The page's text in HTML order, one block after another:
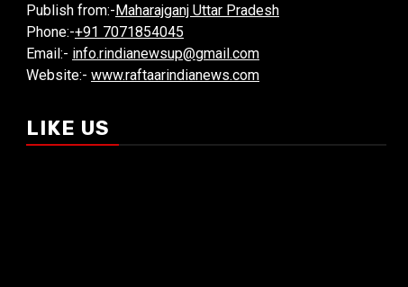
Publish from:-Maharajganj Uttar Pradesh
Phone:-+91 7071854045
Email:- info.rindianewsup@gmail.com
Website:- www.raftaarindianews.com
LIKE US